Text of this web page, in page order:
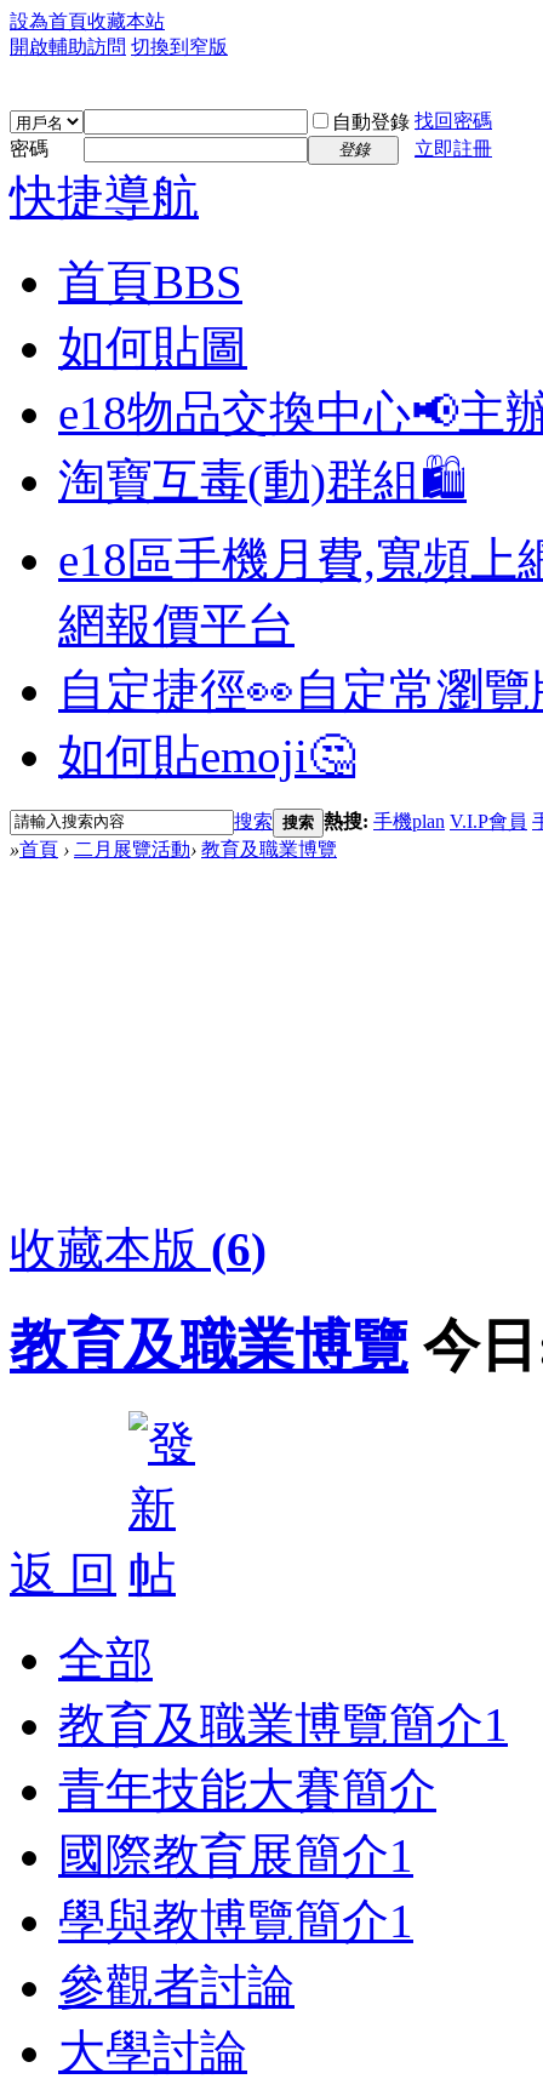
設為首頁收藏本站
開啟輔助訪問 切換到窄版
自動登錄 找回密碼
密碼
登錄 立即註冊
快捷導航
首頁BBS
如何貼圖
e18物品交換中心📢主
淘寶互毒(動)群組🛍️
e18區手機月費,寬頻上
網報價平台
自定捷徑👀自定常瀏
如何貼emoji🤔
搜索 搜索 熱搜: 手機plan V.I.P會員
»首頁 › 二月展覽活動› 教育及職業博覽
收藏本版 (6)
教育及職業博覽 今
返 回
全部
教育及職業博覽簡介1
青年技能大賽簡介
國際教育展簡介1
學與教博覽簡介1
參觀者討論
大學討論